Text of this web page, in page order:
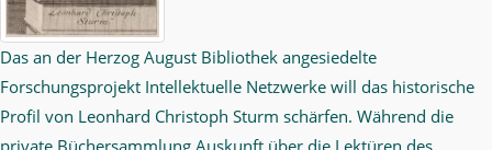
Das an der Herzog August Bibliothek angesiedelte
Forschungsprojekt Intellektuelle Netzwerke will das historische
Profil von Leonhard Christoph Sturm schärfen. Während die
private Büchersammlung Auskunft über die Lektüren des